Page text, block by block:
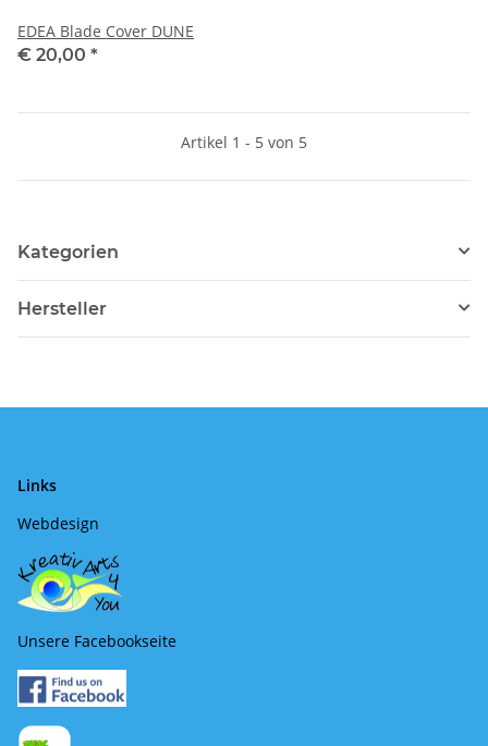
EDEA Blade Cover DUNE
€ 20,00 *
Artikel 1 - 5 von 5
Kategorien
Hersteller
Links
Webdesign
Unsere Facebookseite